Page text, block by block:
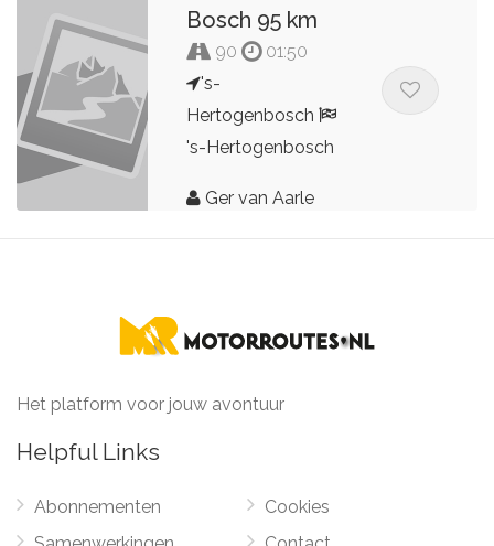
Bosch 95 km
90
01:50
's-
Hertogenbosch
's-Hertogenbosch
Ger van Aarle
Het platform voor jouw avontuur
Helpful Links
Abonnementen
Cookies